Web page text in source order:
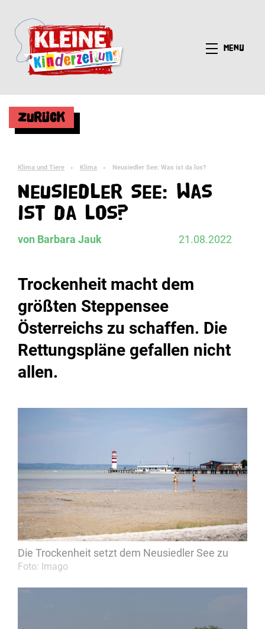
Menü
Zurück
Klima und Tiere ► Klima ► Neusiedler See: Was ist da los?
Neusiedler See: Was
ist da los?
von Barbara Jauk 21.08.2022
Trockenheit macht dem
größten Steppensee
Österreichs zu schaffen. Die
Rettungspläne gefallen nicht
allen.
Die Trockenheit setzt dem Neusiedler See zu
Foto: Imago